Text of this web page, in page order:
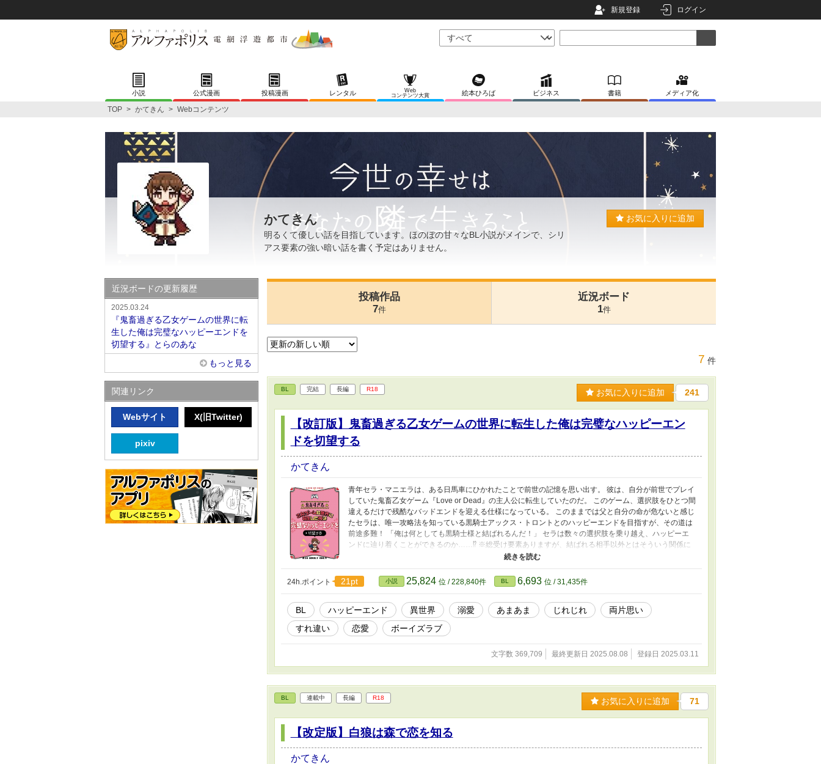
新規登録 ログイン
小説 公式漫画 投稿漫画 レンタル
Web
コンテンツ大賞
絵本ひろば ビジネス 書籍 メディア化
TOP > かてきん > Webコンテンツ
かてきん
明るくて優しい話を目指しています。ほのぼの甘々なBL小説がメインで、シリ
アス要素の強い暗い話を書く予定はありません。
お気に入りに追加
投稿作品
7件
近況ボード
1件
7 件
BL 完結 長編 R18 お気に入りに追加 241
【改訂版】鬼畜過ぎる乙女ゲームの世界に転生した俺は完璧なハッピーエン
ドを切望する
かてきん
青年セラ・マニエラは、ある日馬車にひかれたことで前世の記憶を思い出す。 彼は、自分が前世でプレイ
していた鬼畜乙女ゲーム『Love or Dead』の主人公に転生していたのだ。 このゲーム、選択肢をひとつ間
違えるだけで残酷なバッドエンドを迎える仕様になっている。 このままでは父と自分の命が危ないと感じ
たセラは、唯一攻略法を知っている黒騎士アックス・トロントとのハッピーエンドを目指すが、その道は
前途多難！ 「俺は何としても黒騎士様と結ばれるんだ！」 セラは数々の選択肢を乗り越え、ハッピーエ
ンドに辿り着くことができるのか……⁉ ※総受け要素ありますが、結ばれる相手以外とはそういう関係に
なりません ※背後注意の時は*マーク ※以前の作品の台詞や内容を大幅に修正した改定版です（元の作品
は予告なしに削除する可能性があります） ―――――― ↓ 本作の紙版に関する情報 ★Pixiv
https://www.pixiv.net/artworks/128566702 ★X https://x.com/kaodayokao/status/1904089055006208276
24h.ポイント 21pt 小説 25,824 位 / 228,840件 BL 6,693 位 / 31,435件
BL ハッピーエンド 異世界 溺愛 あまあま じれじれ
両片思い
すれ違い
恋愛 ボーイズラブ
文字数 369,709 最終更新日 2025.08.08 登録日 2025.03.11
BL 連載中 長編 R18 お気に入りに追加 71
【改定版】白狼は森で恋を知る
かてきん
近況ボードの更新履歴
2025.03.24
『鬼畜過ぎる乙女ゲームの世界に転
生した俺は完璧なハッピーエンドを
切望する』とらのあな
もっと見る
関連リンク
Webサイト X(旧Twitter)
pixiv